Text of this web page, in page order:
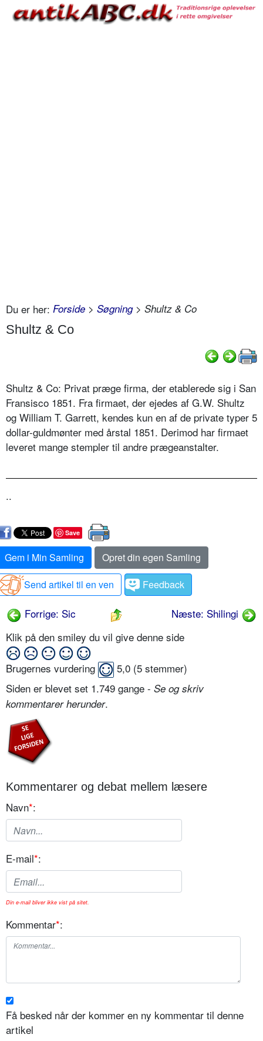
Du er her: Forside > Søgning> Shultz & Co
Shultz & Co
Shultz & Co: Privat præge firma, der etablerede sig i San
Fransisco 1851. Fra firmaet, der ejedes af G.W. Shultz
og William T. Garrett, kendes kun en af de private typer 5
dollar-guldmønter med årstal 1851. Derimod har firmaet
leveret mange stempler til andre prægeanstalter.
..
Save
Gem i Min Samling
Opret din egen Samling
Send artikel til en ven
Feedback
Forrige: Sic
Næste: Shilingi
Klik på den smiley du vil give denne side
Brugernes vurdering 5,0 (5 stemmer)
Siden er blevet set 1.749 gange - Se og skriv
kommentarer herunder.
Kommentarer og debat mellem læsere
Navn*:
E-mail*:
Din e-mail bliver ikke vist på sitet.
Kommentar*:
Få besked når der kommer en ny kommentar til denne
artikel